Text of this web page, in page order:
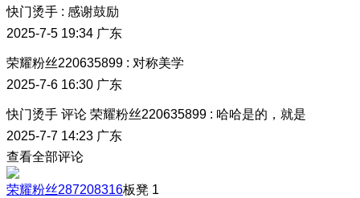
快门烫手 : 感谢鼓励
2025-7-5 19:34 广东
荣耀粉丝220635899 : 对称美学
2025-7-6 16:30 广东
快门烫手 评论 荣耀粉丝220635899 : 哈哈是的，就是
2025-7-7 14:23 广东
查看全部评论
荣耀粉丝287208316板凳 1